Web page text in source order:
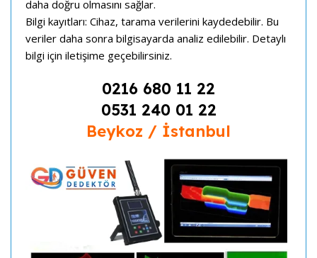
daha doğru olmasını sağlar.
Bilgi kayıtları: Cihaz, tarama verilerini kaydedebilir. Bu
veriler daha sonra bilgisayarda analiz edilebilir. Detaylı
bilgi için iletişime geçebilirsiniz.
0216 680 11 22
0531 240 01 22
Beykoz / İstanbul